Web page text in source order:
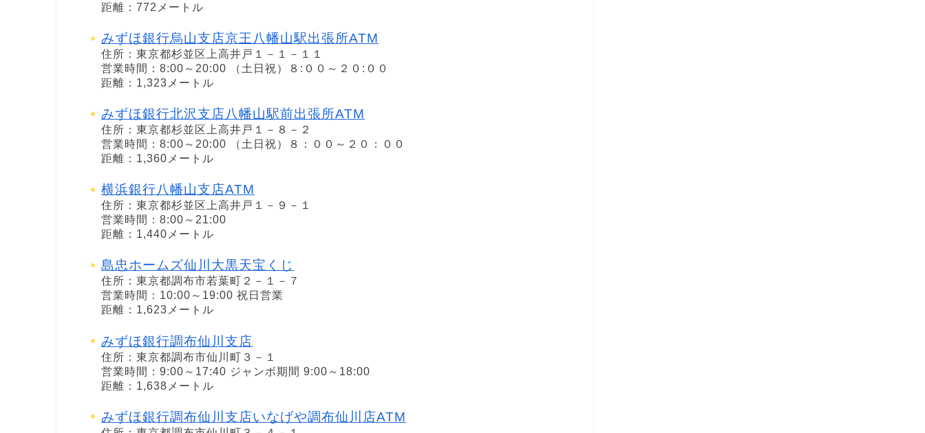
距離：772メートル
みずほ銀行烏山支店京王八幡山駅出張所ATM
住所：東京都杉並区上高井戸１－１－１１
営業時間：8:00～20:00 （土日祝）８:００～２０:００
距離：1,323メートル
みずほ銀行北沢支店八幡山駅前出張所ATM
住所：東京都杉並区上高井戸１－８－２
営業時間：8:00～20:00 （土日祝）８：００～２０：００
距離：1,360メートル
横浜銀行八幡山支店ATM
住所：東京都杉並区上高井戸１－９－１
営業時間：8:00～21:00
距離：1,440メートル
島忠ホームズ仙川大黒天宝くじ
住所：東京都調布市若葉町２－１－７
営業時間：10:00～19:00 祝日営業
距離：1,623メートル
みずほ銀行調布仙川支店
住所：東京都調布市仙川町３－１
営業時間：9:00～17:40 ジャンボ期間 9:00～18:00
距離：1,638メートル
みずほ銀行調布仙川支店いなげや調布仙川店ATM